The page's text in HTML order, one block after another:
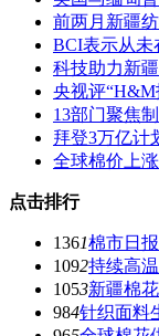
前两月新疆
BCI表示从未
科技助力新
央视评“H&M
13部门聚焦
拜登3万亿计
全球棉价上
点击排行
1361棉市日报
1092持续高
1053新疆棉
984针织面料